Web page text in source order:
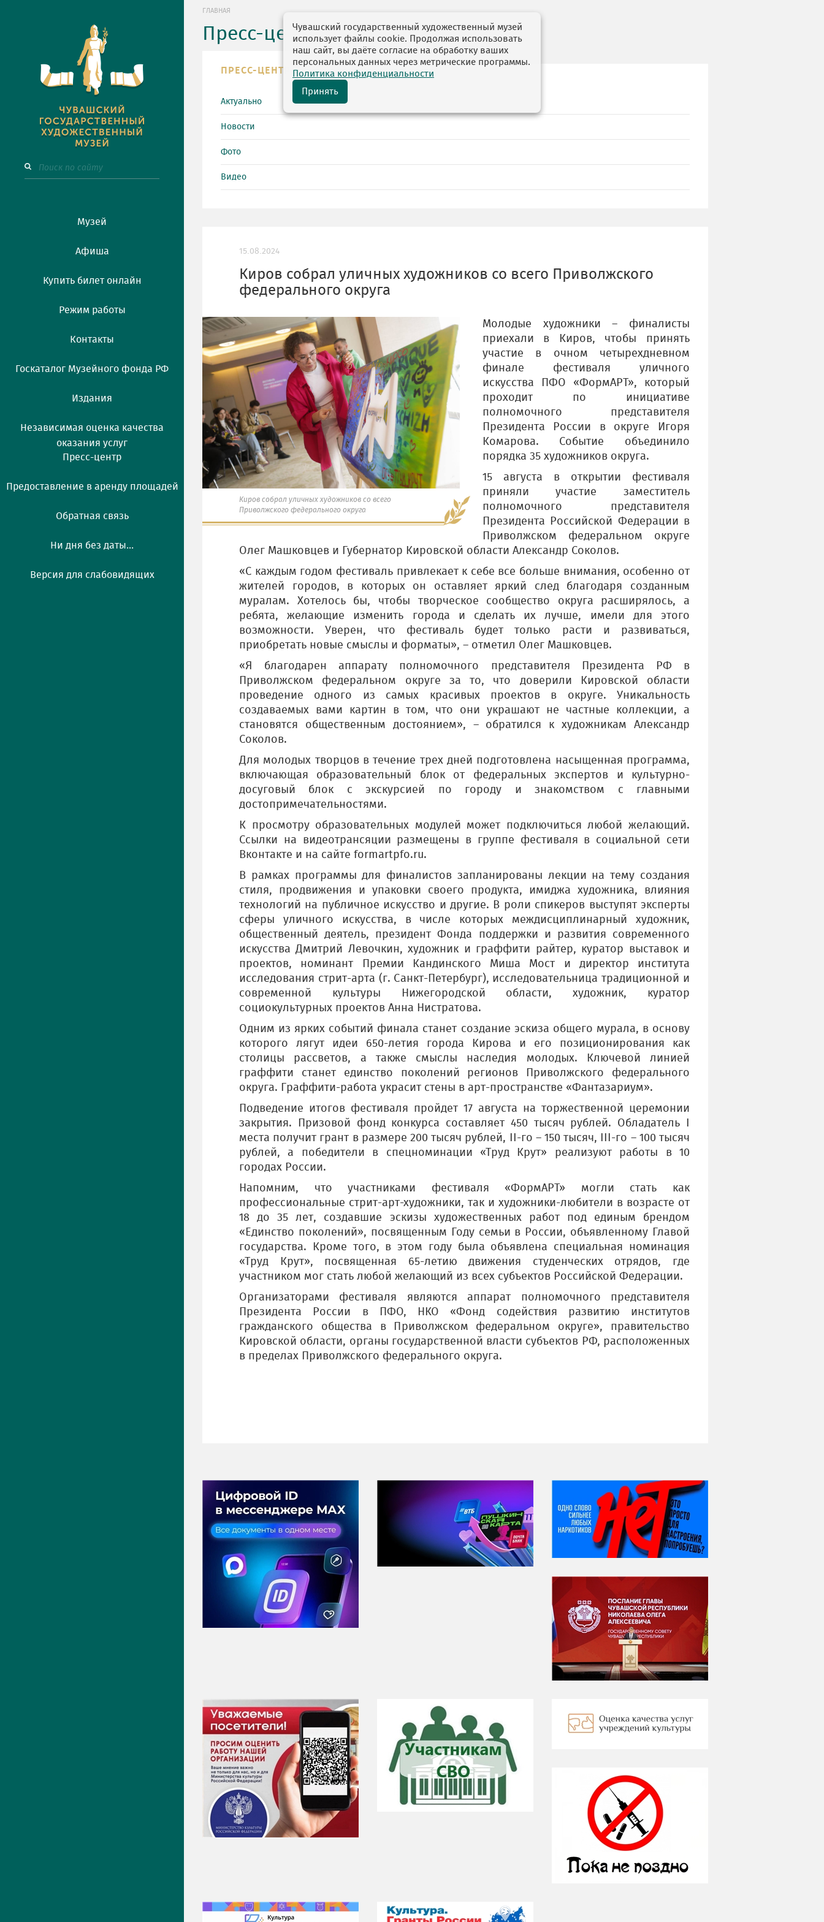
Музей
Афиша
Купить билет онлайн
Режим работы
Контакты
Госкаталог Музейного фонда РФ
Издания
Независимая оценка качества
оказания услуг
Пресс-центр
Предоставление в аренду площадей
Обратная связь
Ни дня без даты...
Версия для слабовидящих
ГЛАВНАЯ
Пресс-центр
ПРЕСС-ЦЕНТР
Актуально
Новости
Фото
Видео
15.08.2024
Киров собрал уличных художников со всего Приволжского
федерального округа
Киров собрал уличных художников со всего
Приволжского федерального округа
Молодые художники – финалисты
приехали в Киров, чтобы принять
участие в очном четырехдневном
финале фестиваля уличного
искусства ПФО «ФормАРТ», который
проходит по инициативе
полномочного представителя
Президента России в округе Игоря
Комарова. Событие объединило
порядка 35 художников округа.
15 августа в открытии фестиваля
приняли участие заместитель
полномочного представителя
Президента Российской Федерации в
Приволжском федеральном округе
Олег Машковцев и Губернатор Кировской области Александр Соколов.
«С каждым годом фестиваль привлекает к себе все больше внимания, особенно от
жителей городов, в которых он оставляет яркий след благодаря созданным
муралам. Хотелось бы, чтобы творческое сообщество округа расширялось, а
ребята, желающие изменить города и сделать их лучше, имели для этого
возможности. Уверен, что фестиваль будет только расти и развиваться,
приобретать новые смыслы и форматы», – отметил Олег Машковцев.
«Я благодарен аппарату полномочного представителя Президента РФ в
Приволжском федеральном округе за то, что доверили Кировской области
проведение одного из самых красивых проектов в округе. Уникальность
создаваемых вами картин в том, что они украшают не частные коллекции, а
становятся общественным достоянием», – обратился к художникам Александр
Соколов.
Для молодых творцов в течение трех дней подготовлена насыщенная программа,
включающая образовательный блок от федеральных экспертов и культурно-
досуговый блок с экскурсией по городу и знакомством с главными
достопримечательностями.
К просмотру образовательных модулей может подключиться любой желающий.
Ссылки на видеотрансяции размещены в группе фестиваля в социальной сети
Вконтакте и на сайте formartpfo.ru.
В рамках программы для финалистов запланированы лекции на тему создания
стиля, продвижения и упаковки своего продукта, имиджа художника, влияния
технологий на публичное искусство и другие. В роли спикеров выступят эксперты
сферы уличного искусства, в числе которых междисциплинарный художник,
общественный деятель, президент Фонда поддержки и развития современного
искусства Дмитрий Левочкин, художник и граффити райтер, куратор выставок и
проектов, номинант Премии Кандинского Миша Мост и директор института
исследования стрит-арта (г. Санкт-Петербург), исследовательница традиционной и
современной культуры Нижегородской области, художник, куратор
социокультурных проектов Анна Нистратова.
Одним из ярких событий финала станет создание эскиза общего мурала, в основу
которого лягут идеи 650-летия города Кирова и его позиционирования как
столицы рассветов, а также смыслы наследия молодых. Ключевой линией
граффити станет единство поколений регионов Приволжского федерального
округа. Граффити-работа украсит стены в арт-пространстве «Фантазариум».
Подведение итогов фестиваля пройдет 17 августа на торжественной церемонии
закрытия. Призовой фонд конкурса составляет 450 тысяч рублей. Обладатель I
места получит грант в размере 200 тысяч рублей, II-го – 150 тысяч, III-го – 100 тысяч
рублей, а победители в спецноминации «Труд Крут» реализуют работы в 10
городах России.
Напомним, что участниками фестиваля «ФормАРТ» могли стать как
профессиональные стрит-арт-художники, так и художники-любители в возрасте от
18 до 35 лет, создавшие эскизы художественных работ под единым брендом
«Единство поколений», посвященным Году семьи в России, объявленному Главой
государства. Кроме того, в этом году была объявлена специальная номинация
«Труд Крут», посвященная 65-летию движения студенческих отрядов, где
участником мог стать любой желающий из всех субъектов Российской Федерации.
Организаторами фестиваля являются аппарат полномочного представителя
Президента России в ПФО, НКО «Фонд содействия развитию институтов
гражданского общества в Приволжском федеральном округе», правительство
Кировской области, органы государственной власти субъектов РФ, расположенных
в пределах Приволжского федерального округа.
ПРЕСС-ЦЕНТР
Актуально
Новости
Фото
Чувашский государственный художественный музей
использует файлы cookie. Продолжая использовать
наш сайт, вы даёте согласие на обработку ваших
персональных данных через метрические программы.
Политика конфиденциальности
Принять